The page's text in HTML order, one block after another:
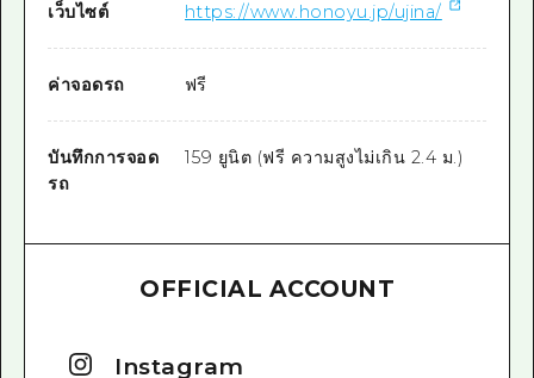
เว็บไซต์ https://www.honoyu.jp/ujina/
ค่าจอดรถ ฟรี
บันทึกการจอด
รถ
159 ยูนิต (ฟรี ความสูงไม่เกิน 2.4 ม.)
OFFICIAL ACCOUNT
Instagram